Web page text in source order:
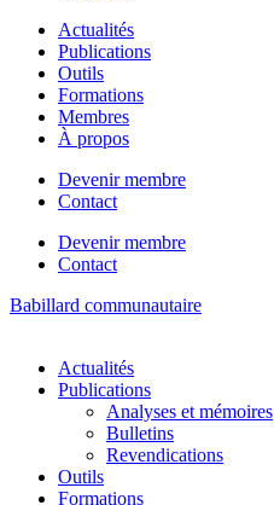
Actualités
Publications
Outils
Formations
Membres
À propos
Devenir membre
Contact
Devenir membre
Contact
Babillard communautaire
Actualités
Publications
Analyses et mémoires
Bulletins
Revendications
Outils
Formations